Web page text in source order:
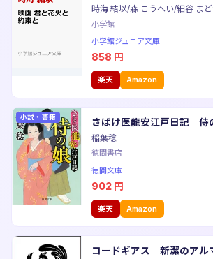
時海 結以/森 こうへい/細谷 ま
小学館
小学館ジュニア文庫
858 円
楽天 Amazon
小説・書籍 さばけ医龍安江戸日記 侍
稲葉稔
徳間書店
徳間文庫
902 円
楽天 Amazon
コードギアス 新潔のア